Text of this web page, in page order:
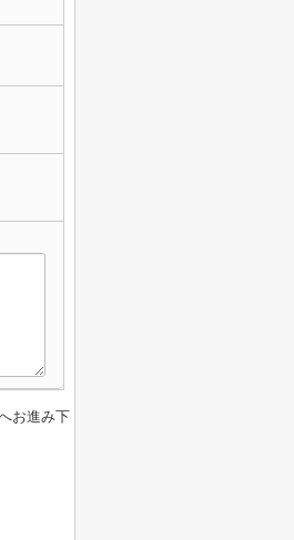
お進み下